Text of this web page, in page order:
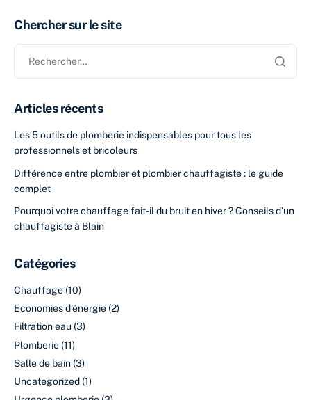
Chercher sur le site
Articles récents
Les 5 outils de plomberie indispensables pour tous les
professionnels et bricoleurs
Différence entre plombier et plombier chauffagiste : le guide
complet
Pourquoi votre chauffage fait-il du bruit en hiver ? Conseils d’un
chauffagiste à Blain
Catégories
Chauffage (10)
Economies d'énergie (2)
Filtration eau (3)
Plomberie (11)
Salle de bain (3)
Uncategorized (1)